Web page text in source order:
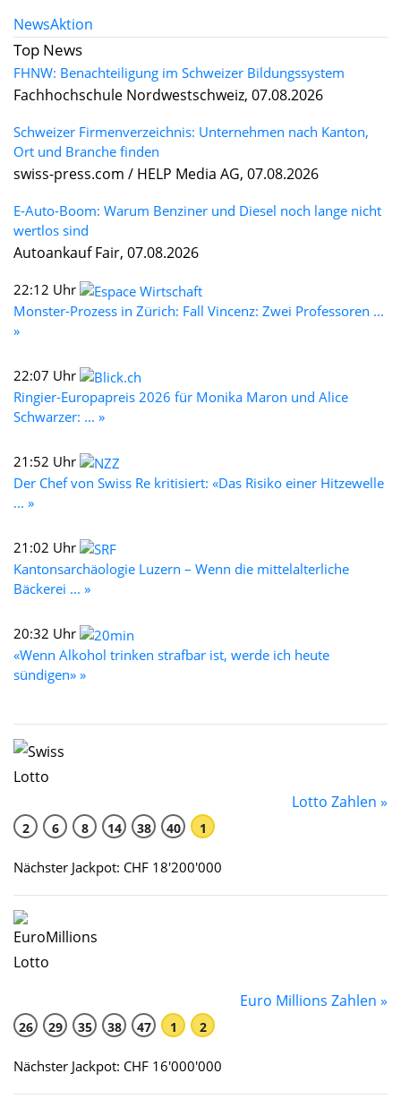
NewsAktion
Top News
FHNW: Benachteiligung im Schweizer Bildungssystem
Fachhochschule Nordwestschweiz, 07.08.2026
Schweizer Firmenverzeichnis: Unternehmen nach Kanton,
Ort und Branche finden
swiss-press.com / HELP Media AG, 07.08.2026
E-Auto-Boom: Warum Benziner und Diesel noch lange nicht
wertlos sind
Autoankauf Fair, 07.08.2026
22:12 Uhr
Monster-Prozess in Zürich: Fall Vincenz: Zwei Professoren ...
»
22:07 Uhr
Ringier-Europapreis 2026 für Monika Maron und Alice
Schwarzer: ... »
21:52 Uhr
Der Chef von Swiss Re kritisiert: «Das Risiko einer Hitzewelle
... »
21:02 Uhr
Kantonsarchäologie Luzern – Wenn die mittelalterliche
Bäckerei ... »
20:32 Uhr
«Wenn Alkohol trinken strafbar ist, werde ich heute
sündigen» »
Lotto Zahlen »
2 6 8 14 38 40 1
Nächster Jackpot: CHF 18'200'000
Euro Millions Zahlen »
26 29 35 38 47 1 2
Nächster Jackpot: CHF 16'000'000